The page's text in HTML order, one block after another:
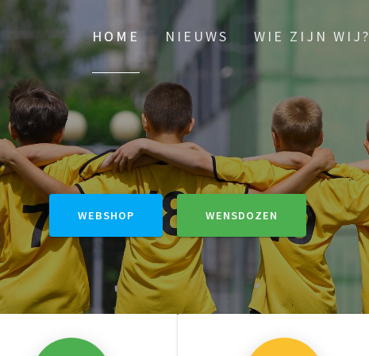
HOME NIEUWS WIE ZIJN WIJ?
WEBSHOP WENSDOZEN